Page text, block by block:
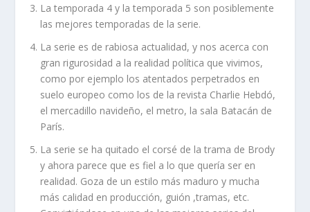
La temporada 4 y la temporada 5 son posiblemente
las mejores temporadas de la serie.
La serie es de rabiosa actualidad, y nos acerca con
gran rigurosidad a la realidad política que vivimos,
como por ejemplo los atentados perpetrados en
suelo europeo como los de la revista Charlie Hebdó,
el mercadillo navideño, el metro, la sala Batacán de
París.
La serie se ha quitado el corsé de la trama de Brody
y ahora parece que es fiel a lo que quería ser en
realidad. Goza de un estilo más maduro y mucha
más calidad en producción, guión ,tramas, etc.